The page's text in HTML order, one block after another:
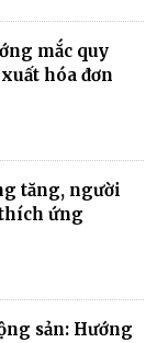
mắc quy
hóa đơn
tăng, người
ứng
sản: Hướng